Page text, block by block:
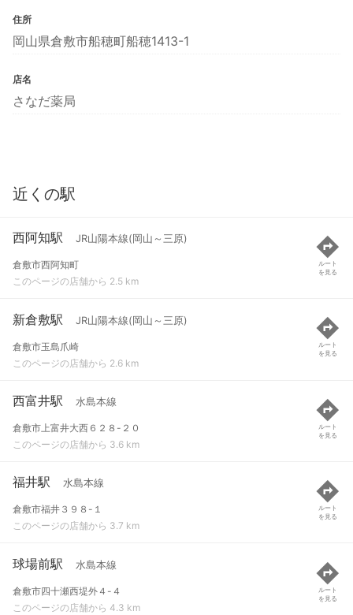
住所
岡山県倉敷市船穂町船穂1413-1
店名
さなだ薬局
近くの駅
西阿知駅 JR山陽本線(岡山～三原)
倉敷市西阿知町
このページの店舗から 2.5 km
ルート
を見る
新倉敷駅 JR山陽本線(岡山～三原)
倉敷市玉島爪崎
このページの店舗から 2.6 km
ルート
を見る
西富井駅 水島本線
倉敷市上富井大西６２８-２０
このページの店舗から 3.6 km
ルート
を見る
福井駅 水島本線
倉敷市福井３９８-１
このページの店舗から 3.7 km
ルート
を見る
球場前駅 水島本線
倉敷市四十瀬西堤外４-４
このページの店舗から 4.3 km
ルート
を見る